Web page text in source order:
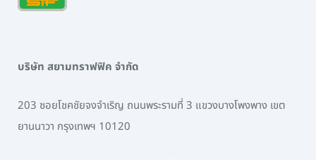
บริษัท สยามทราฟฟิค จำกัด
203 ซอยโชคชัยจงจำเริญ ถนนพระรามที่ 3 แขวงบางโพงพาง เขต
ยานนาวา กรุงเทพฯ 10120